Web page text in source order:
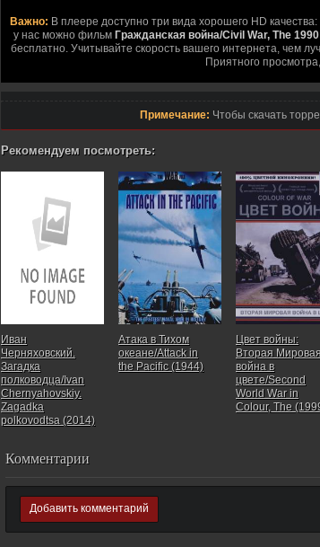
Важно: В плеере доступно три вида хорошего HD
у нас можно фильм Гражданская война/Civil War, The
бесплатно. Учитывайте скорость вашего интернета, чем
Приятного
Примечание: Чтобы скачать
Рекомендуем посмотреть:
Иван
Черняховский.
Загадка
полководца/Ivan
Chernyahovskiy.
Zagadka
polkovodtsa (2014)
Атака в Тихом
океане/Attack in
the Pacific (1944)
Цвет войны:
Вторая
война в
цвете/Second
World War in
Colour, The
Комментарии
Добавить комментарий